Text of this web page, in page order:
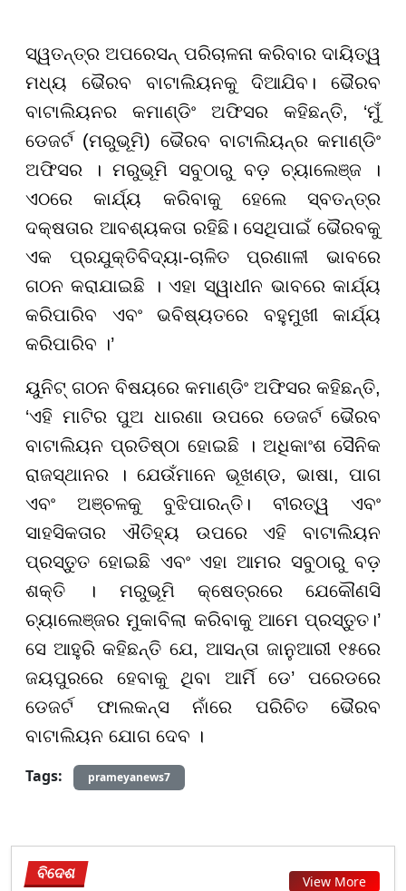
ସ୍ୱତନ୍ତ୍ର ଅପରେସନ୍ ପରିଚାଳନା କରିବାର ଦାୟିତ୍ୱ
ମଧ୍ୟ ଭୈରବ ବାଟାଲିୟନକୁ ଦିଆଯିବ। ଭୈରବ
ବାଟାଲିୟନର କମାଣ୍ଡିଂ ଅଫିସର କହିଛନ୍ତି, ‘ମୁଁ
ଡେଜର୍ଟ (ମରୁଭୂମି) ଭୈରବ ବାଟାଲିୟନ୍ର କମାଣ୍ଡିଂ
ଅଫିସର । ମରୁଭୂମି ସବୁଠାରୁ ବଡ଼ ଚ୍ୟାଲେଞ୍ଜ ।
ଏଠରେ କାର୍ଯ୍ୟ କରିବାକୁ ହେଲେ ସ୍ବତନ୍ତ୍ର
ଦକ୍ଷତାର ଆବଶ୍ୟକତା ରହିଛି। ସେଥିପାଇଁ ଭୈରବକୁ
ଏକ ପ୍ରଯୁକ୍ତିବିଦ୍ୟା-ଚାଳିତ ପ୍ରଣାଳୀ ଭାବରେ
ଗଠନ କରାଯାଇଛି । ଏହା ସ୍ୱାଧୀନ ଭାବରେ କାର୍ଯ୍ୟ
କରିପାରିବ ଏବଂ ଭବିଷ୍ୟତରେ ବହୁମୁଖୀ କାର୍ଯ୍ୟ
କରିପାରିବ ।’
ୟୁନିଟ୍ ଗଠନ ବିଷୟରେ କମାଣ୍ଡିଂ ଅଫିସର କହିଛନ୍ତି,
‘ଏହି ମାଟିର ପୁଅ ଧାରଣା ଉପରେ ଡେଜର୍ଟ ଭୈରବ
ବାଟାଲିୟନ ପ୍ରତିଷ୍ଠା ହୋଇଛି । ଅଧିକାଂଶ ସୈନିକ
ରାଜସ୍ଥାନର । ଯେଉଁମାନେ ଭୂଖଣ୍ଡ, ଭାଷା, ପାଗ
ଏବଂ ଅଞ୍ଚଳକୁ ବୁଝିପାରନ୍ତି। ବୀରତ୍ୱ ଏବଂ
ସାହସିକତାର ଐତିହ୍ୟ ଉପରେ ଏହି ବାଟାଲିୟନ
ପ୍ରସ୍ତୁତ ହୋଇଛି ଏବଂ ଏହା ଆମର ସବୁଠାରୁ ବଡ଼
ଶକ୍ତି । ମରୁଭୂମି କ୍ଷେତ୍ରରେ ଯେକୌଣସି
ଚ୍ୟାଲେଞ୍ଜର ମୁକାବିଲା କରିବାକୁ ଆମେ ପ୍ରସ୍ତୁତ।’
ସେ ଆହୁରି କହିଛନ୍ତି ଯେ, ଆସନ୍ତା ଜାନୁଆରୀ ୧୫ରେ
ଜୟପୁରରେ ହେବାକୁ ଥିବା ଆର୍ମି ଡେ’ ପରେଡରେ
ଡେଜର୍ଟ ଫାଲକନ୍ସ ନାଁରେ ପରିଚିତ ଭୈରବ
ବାଟାଲିୟନ ଯୋଗ ଦେବ ।
Tags:
prameyanews7
ବିଦେଶ View More